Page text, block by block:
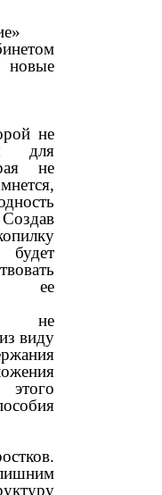
не
для
не
будет
ее
не
виду